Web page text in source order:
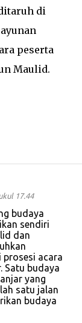
di
peserta
Maulid.
17.44
budaya
sendiri
dan
prosesi acara
Satu budaya
yang
satu jalan
budaya